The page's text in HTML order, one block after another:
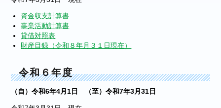
資金収支計算書
事業活動計算書
貸借対照表
財産目録（令和８年月３１日現在）
令和６年度
（自）令和6年4月1日 （至）令和7年3月31日